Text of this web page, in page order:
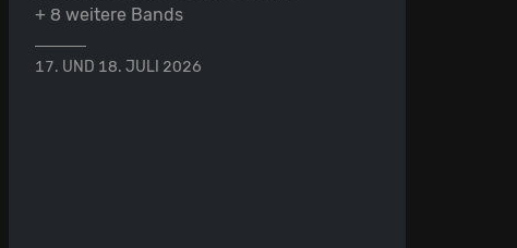
+ 8 weitere Bands
17. UND 18. JULI 2026